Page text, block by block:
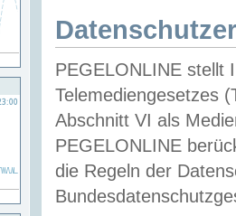
PEGELONLINE stellt
Telemediengesetzes
Abschnitt VI als
PEGELONLINE
die Regeln der